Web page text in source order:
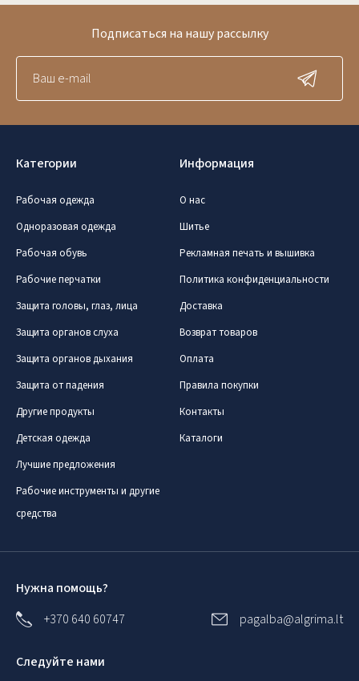
Категории
Рабочая одежда
Одноразовая одежда
Рабочая обувь
Рабочие перчатки
Защита головы, глаз, лица
Защита органов слуха
Защита органов дыхания
Защита от падения
Другие продукты
Детская одежда
Лучшие предложения
Рабочие инструменты и другие
средства
Информация
О нас
Шитье
Рекламная печать и вышивка
Политика конфиденциальности
Доставка
Возврат товаров
Оплата
Правила покупки
Контакты
Каталоги
Подписаться на нашу рассылку
Нужна помощь?
+370 640 60747
pagalba@algrima.lt
Следуйте нами